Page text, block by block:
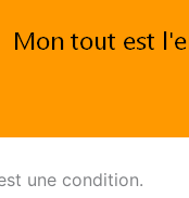
une condition.